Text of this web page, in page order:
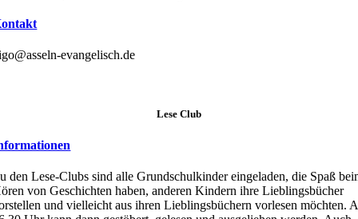
evangelisch.de
Lese Club
den Lese-Clubs sind alle Grundschulkinder eingeladen, die Spaß
von Geschichten haben, anderen Kindern ihre Lieblingsbücher
und vielleicht aus ihren Lieblingsbüchern vorlesen möchten.